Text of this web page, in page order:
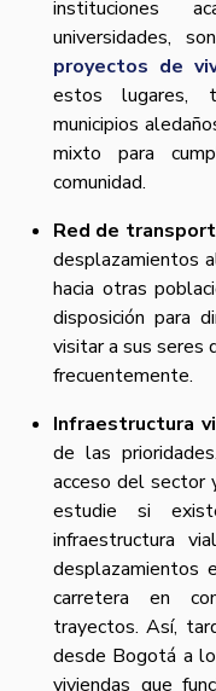
instituciones
universidades,
proyectos de
estos lugares,
municipios
mixto para
comunidad.
Red de
desplazamientos
hacia otras
disposición para
visitar a sus seres
frecuentemente.
Infraestructura
de las
acceso del sector
estudie si
infraestructura
desplazamientos
carretera en
trayectos. Así,
desde Bogotá a
viviendas que